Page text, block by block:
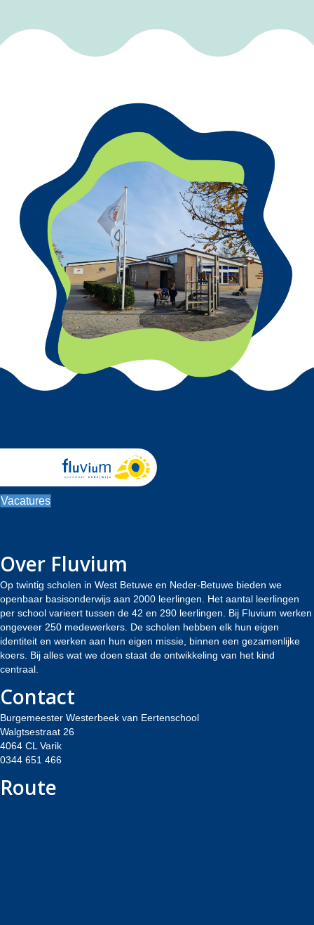
Vacatures
Over Fluvium
Op twintig scholen in West Betuwe en Neder-Betuwe bieden we
openbaar basisonderwijs aan 2000 leerlingen. Het aantal leerlingen
per school varieert tussen de 42 en 290 leerlingen. Bij Fluvium werken
ongeveer 250 medewerkers. De scholen hebben elk hun eigen
identiteit en werken aan hun eigen missie, binnen een gezamenlijke
koers. Bij alles wat we doen staat de ontwikkeling van het kind
centraal.
Contact
Burgemeester Westerbeek van Eertenschool
Walgtsestraat 26
4064 CL Varik
0344 651 466
Route